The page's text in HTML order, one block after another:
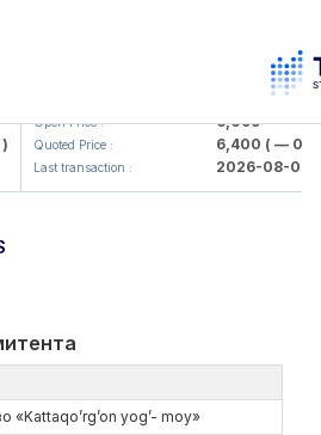
Open Price : 6,099
Quoted Price : 6,400( — 0.0 )
Last transaction : 2026-08-07
«Kattaqo’rg’on yog’- moy»